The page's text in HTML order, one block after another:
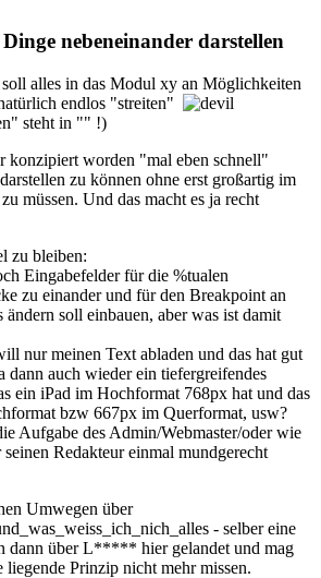
nebeneinander darstellen
alles in das Modul xy an Möglichkeiten
endlos "streiten"
steht in "" !)
konzipiert worden "mal eben schnell"
zu können ohne erst großartig im
müssen. Und das macht es ja recht
zu bleiben:
Eingabefelder für die %tualen
zu einander und für den Breakpoint an
ändern soll einbauen, aber was ist damit
nur meinen Text abladen und das hat gut
dann auch wieder ein tiefergreifendes
ein iPad im Hochformat 768px hat und das
bzw 667px im Querformat, usw?
Aufgabe des Admin/Webmaster/oder wie
Redakteur einmal mundgerecht
Umwegen über
- selber eine
dann über L***** hier gelandet und mag
Prinzip nicht mehr missen.